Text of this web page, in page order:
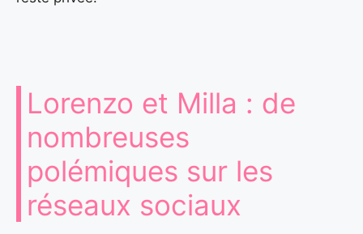
Lorenzo et Milla : de
nombreuses
polémiques sur les
réseaux sociaux